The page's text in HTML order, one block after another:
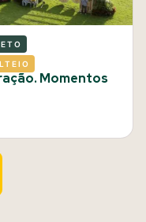
Momentos